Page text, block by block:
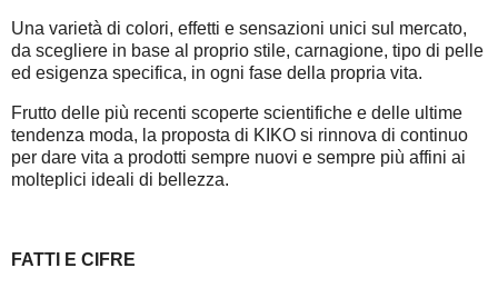
Una varietà di colori, effetti e sensazioni unici sul mercato,
da scegliere in base al proprio stile, carnagione, tipo di pelle
ed esigenza specifica, in ogni fase della propria vita.
Frutto delle più recenti scoperte scientifiche e delle ultime
tendenza moda, la proposta di KIKO si rinnova di continuo
per dare vita a prodotti sempre nuovi e sempre più affini ai
molteplici ideali di bellezza.
FATTI E CIFRE